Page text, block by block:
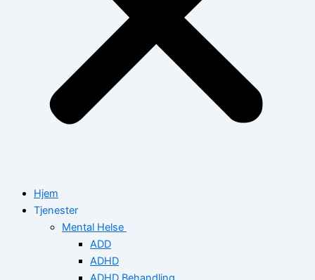
Hjem
Tjenester
Mental Helse
ADD
ADHD